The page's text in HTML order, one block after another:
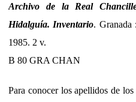
Archivo de la Real
Hidalguía. Inventario. Granada
1985. 2 v.
B 80 GRA CHAN
Para conocer los apellidos de